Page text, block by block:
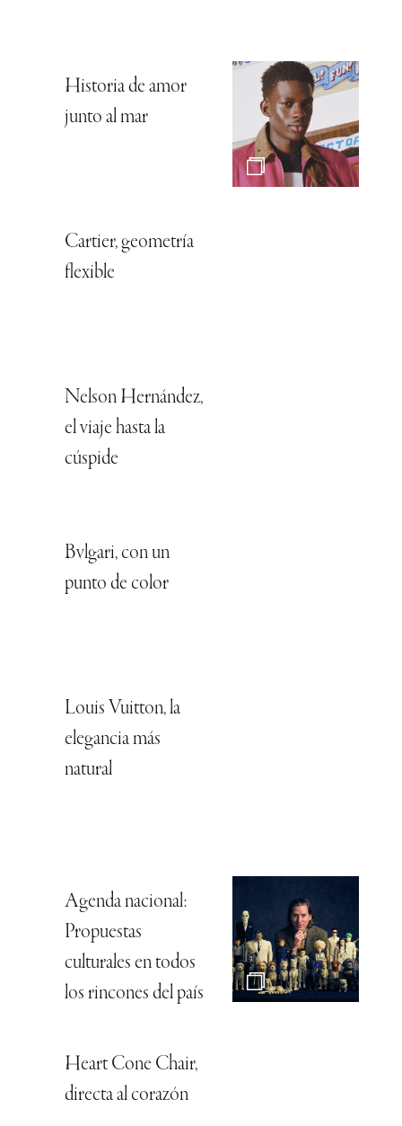
Historia de amor
junto al mar
Cartier, geometría
flexible
Nelson Hernández,
el viaje hasta la
cúspide
Bvlgari, con un
punto de color
Louis Vuitton, la
elegancia más
natural
Agenda nacional:
Propuestas
culturales en todos
los rincones del país
Heart Cone Chair,
directa al corazón